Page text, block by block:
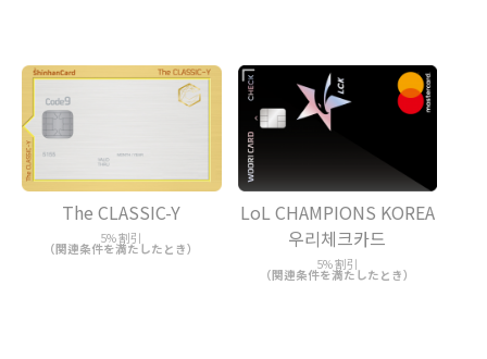
The CLASSIC-Y
5% 割引
（関連条件を満たしたとき）
LoL CHAMPIONS KOREA
우리체크카드
5% 割引
（関連条件を満たしたとき）